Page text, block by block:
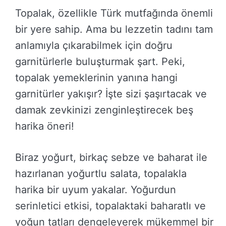
Topalak, özellikle Türk mutfağında önemli
bir yere sahip. Ama bu lezzetin tadını tam
anlamıyla çıkarabilmek için doğru
garnitürlerle buluşturmak şart. Peki,
topalak yemeklerinin yanına hangi
garnitürler yakışır? İşte sizi şaşırtacak ve
damak zevkinizi zenginleştirecek beş
harika öneri!
Biraz yoğurt, birkaç sebze ve baharat ile
hazırlanan yoğurtlu salata, topalakla
harika bir uyum yakalar. Yoğurdun
serinletici etkisi, topalaktaki baharatlı ve
yoğun tatları dengeleyerek mükemmel bir